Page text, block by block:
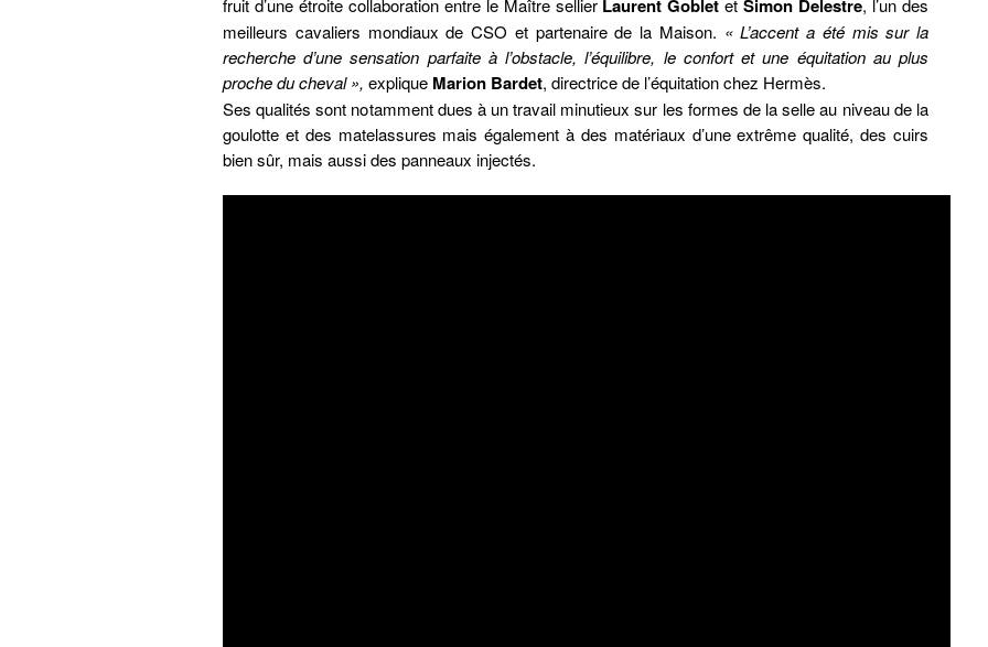
Laurent Goblet Simon Delestre
meilleurs cavaliers mondiaux de CSO et partenaire de la Maison. « L’accent a été mis sur la
recherche d’une sensation parfaite à l’obstacle, l’équilibre, le confort et une équitation au plus
proche du cheval », explique Marion Bardet, directrice de l’équitation chez Hermès.
Ses qualités sont notamment dues à un travail minutieux sur les formes de la selle au niveau de la
goulotte et des matelassures mais également à des matériaux d’une extrême qualité, des cuirs
bien sûr, mais aussi des panneaux injectés.